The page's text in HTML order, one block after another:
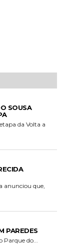
SOUSA
da Volta a
anunciou que,
PAREDES
Parque do...